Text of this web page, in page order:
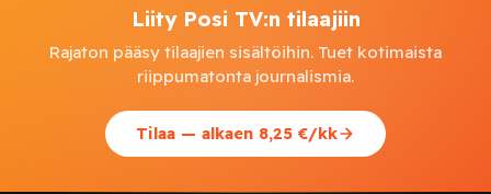
Liity Posi TV:n tilaajiin
Rajaton pääsy tilaajien sisältöihin. Tuet kotimaista
riippumatonta journalismia.
Tilaa — alkaen 8,25 €/kk